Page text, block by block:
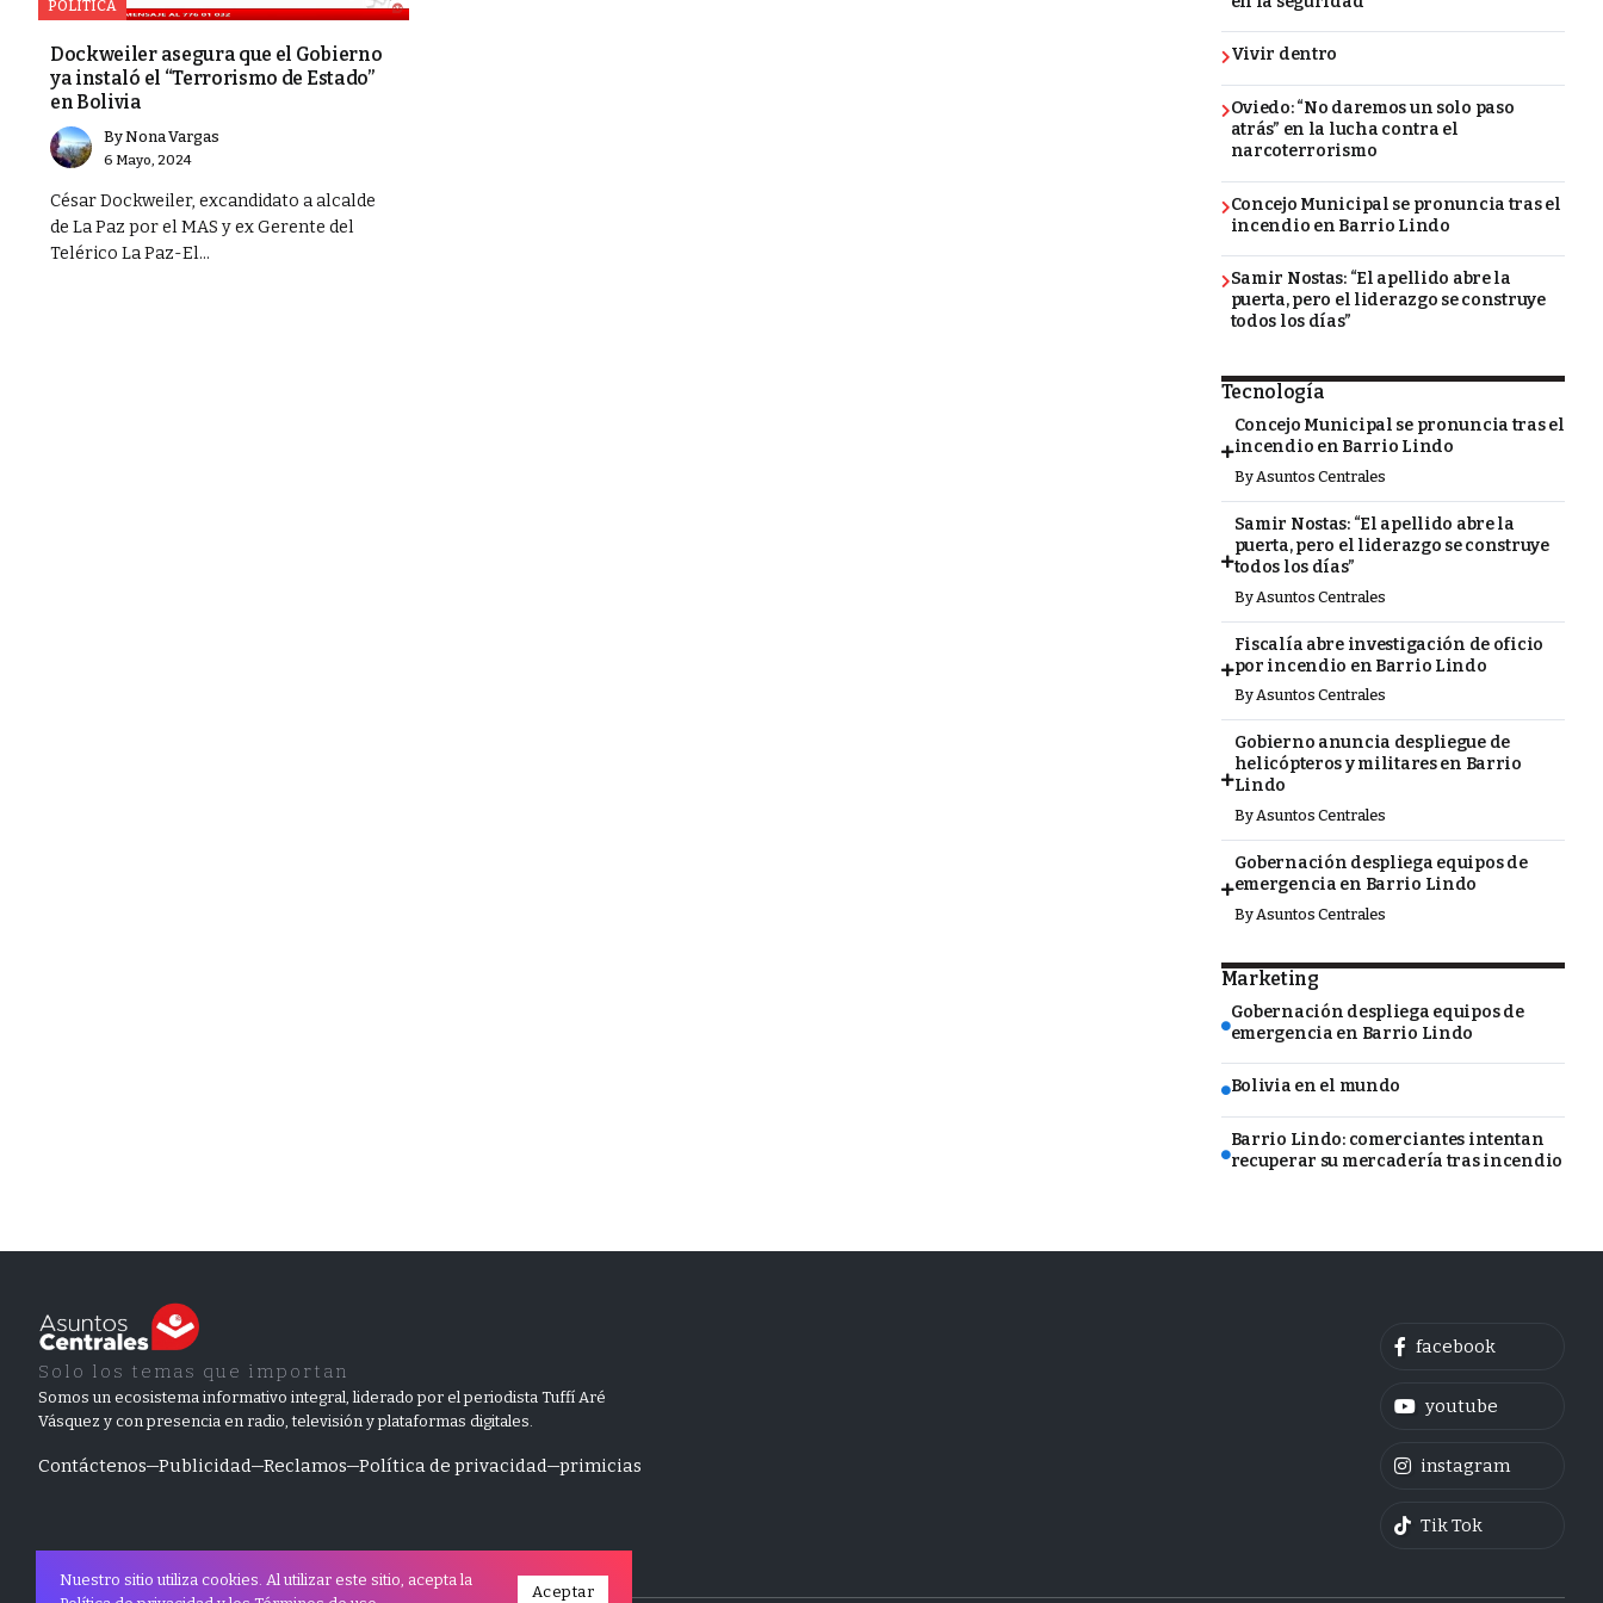
Estado y
POLÍTICA
Dockweiler asegura que el Gobierno
ya instaló el “Terrorismo de Estado”
en Bolivia
ByNona Vargas
6 Mayo, 2024
César Dockweiler, excandidato a alcalde
de La Paz por el MAS y ex Gerente del
Telérico La Paz-El...
Vivir dentro
Oviedo: “No daremos un solo paso
atrás” en la lucha contra el
narcoterrorismo
Concejo Municipal se pronuncia tras el
incendio en Barrio Lindo
Samir Nostas: “El apellido abre la
puerta, pero el liderazgo se construye
todos los días”
Tecnología
Concejo Municipal se pronuncia tras el
incendio en Barrio Lindo
By Asuntos Centrales
Samir Nostas: “El apellido abre la
puerta, pero el liderazgo se construye
todos los días”
By Asuntos Centrales
Fiscalía abre investigación de oficio
por incendio en Barrio Lindo
ByAsuntos Centrales
Gobierno anuncia despliegue de
helicópteros y militares en Barrio
Lindo
By Asuntos Centrales
Gobernación despliega equipos de
emergencia en Barrio Lindo
By Asuntos Centrales
Marketing
Gobernación despliega equipos de
emergencia en Barrio Lindo
Bolivia en el mundo
Barrio Lindo: comerciantes intentan
recuperar su mercadería tras incendio
Solo los temas que importan
Somos un ecosistema informativo integral, liderado por el periodista Tuffí Aré
Vásquez y con presencia en radio, televisión y plataformas digitales.
Contáctenos Publicidad Reclamos Política de privacidad primicias
facebook
youtube
instagram
Tik Tok
Nuestro sitio utiliza cookies. Al utilizar este sitio, acepta la
Aceptar